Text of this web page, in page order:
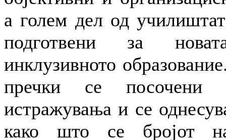
а голем дел од
подготвени за
инклузивното
пречки се посочени
истражувања и се
како што се бројот